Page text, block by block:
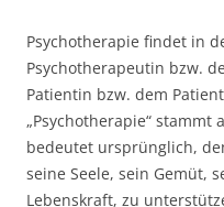
Psychotherapie findet in
Psychotherapeutin bzw.
Patientin bzw. dem
„Psychotherapie“ stammt
bedeutet ursprünglich,
seine Seele, sein Gemüt,
Lebenskraft, zu